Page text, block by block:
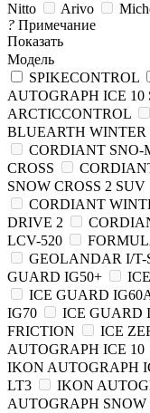
Nitto
Arivo
? Примечание
Показать
Модель
SPIKECONTROL
AUTOGRAPH ICE 10
ARCTICCONTROL
BLUEARTH WINTER
CORDIANT SNO-
CROSS
SNOW CROSS 2 SUV
CORDIANT
DRIVE 2
LCV-520
GEOLANDAR I/T-
GUARD IG50+
ICE GUARD
IG70
ICE GUARD
FRICTION
ICE
AUTOGRAPH ICE 10
IKON AUTOGRAPH
LT3
IKON
AUTOGRAPH SNOW